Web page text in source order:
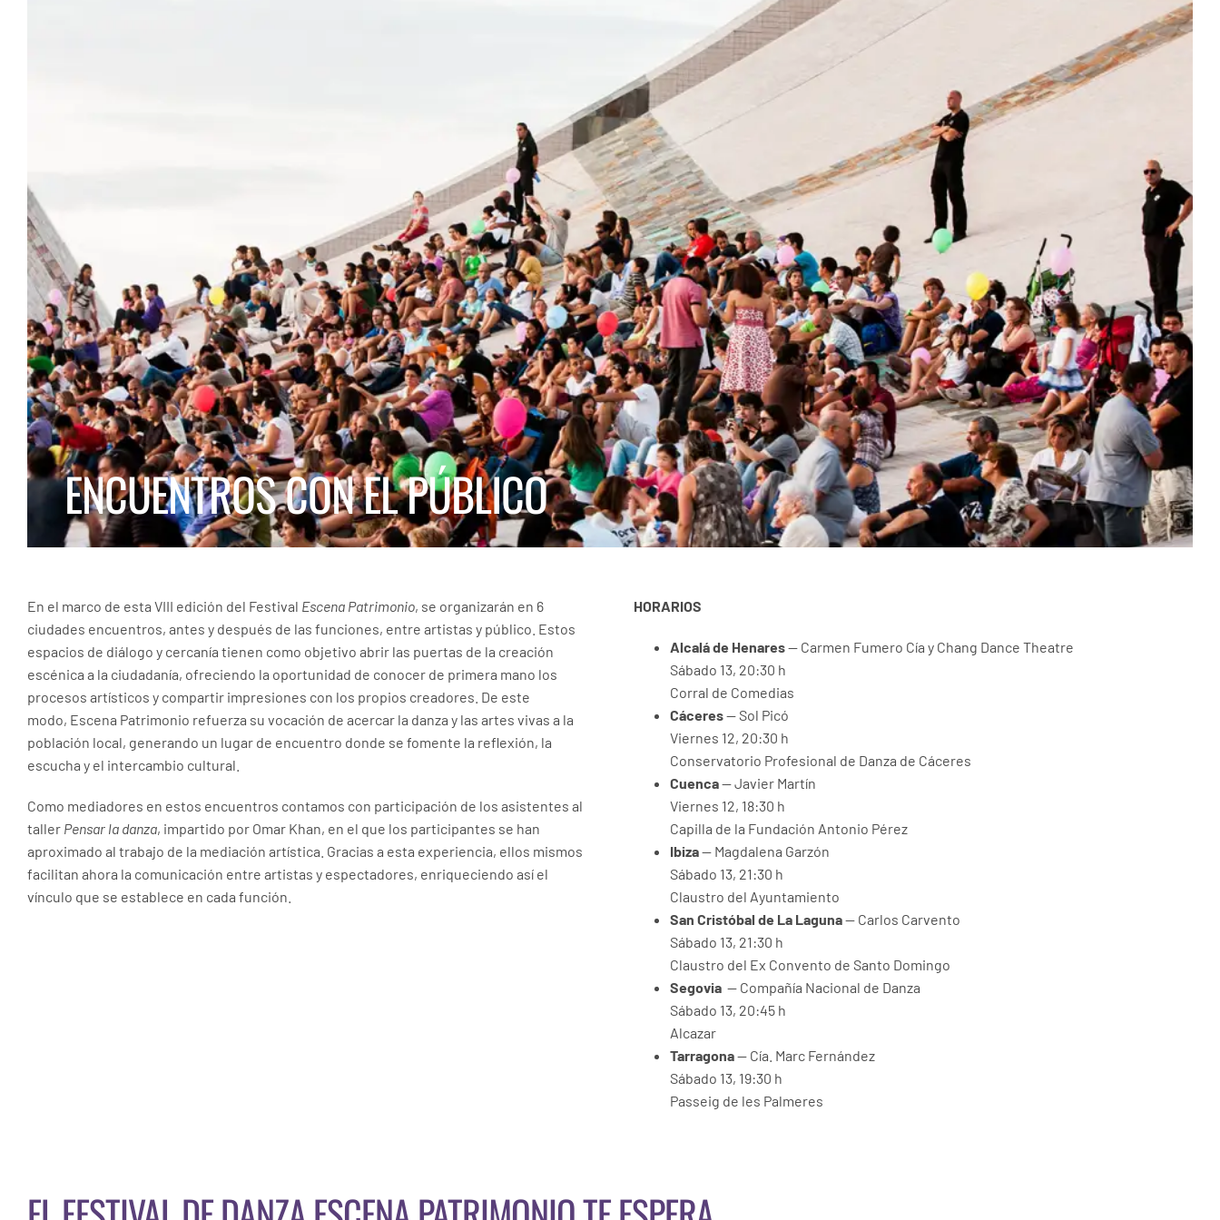
ENCUENTROS CON EL PÚBLICO
En el marco de esta VIII edición del Festival Escena Patrimonio, se organizarán en 6
ciudades encuentros, antes y después de las funciones, entre artistas y público. Estos
espacios de diálogo y cercanía tienen como objetivo abrir las puertas de la creación
escénica a la ciudadanía, ofreciendo la oportunidad de conocer de primera mano los
procesos artísticos y compartir impresiones con los propios creadores. De este
modo, Escena Patrimonio refuerza su vocación de acercar la danza y las artes vivas a la
población local, generando un lugar de encuentro donde se fomente la reflexión, la
escucha y el intercambio cultural.
Como mediadores en estos encuentros contamos con participación de los asistentes al
taller Pensar la danza, impartido por Omar Khan, en el que los participantes se han
aproximado al trabajo de la mediación artística. Gracias a esta experiencia, ellos mismos
facilitan ahora la comunicación entre artistas y espectadores, enriqueciendo así el
vínculo que se establece en cada función.
HORARIOS
Alcalá de Henares— Carmen Fumero Cía y Chang Dance Theatre
Sábado 13, 20:30 h
Corral de Comedias
Cáceres— Sol Picó
Viernes 12, 20:30 h
Conservatorio Profesional de Danza de Cáceres
Cuenca— Javier Martín
Viernes 12, 18:30 h
Capilla de la Fundación Antonio Pérez
Ibiza— Magdalena Garzón
Sábado 13, 21:30 h
Claustro del Ayuntamiento
San Cristóbal de La Laguna— Carlos Carvento
Sábado 13, 21:30 h
Claustro del Ex Convento de Santo Domingo
Segovia — Compañía Nacional de Danza
Sábado 13, 20:45 h
Alcazar
Tarragona— Cía. Marc Fernández
Sábado 13, 19:30 h
Passeig de les Palmeres